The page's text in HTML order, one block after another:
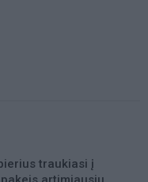
traukiasi į